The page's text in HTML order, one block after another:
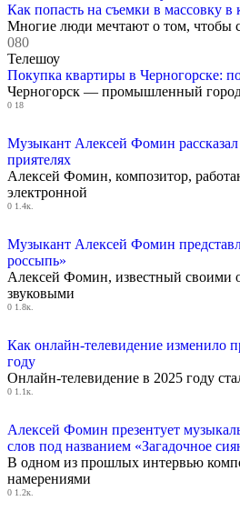
Как попасть на съемки в массовку в
Многие люди мечтают о том, чтобы
080
Телешоу
Покупка квартиры в Черногорске:
Черногорск — промышленный
0 18
Музыкант Алексей Фомин
приятелях
Алексей Фомин, композитор,
электронной
0 1.4к.
Музыкант Алексей Фомин
россыпь»
Алексей Фомин, известный своими
звуковыми
0 1.8к.
Как онлайн-телевидение изменило
году
Онлайн-телевидение в 2025 году
0 1.1к.
Алексей Фомин презентует
слов под названием «Загадочное
В одном из прошлых интервью
намерениями
0 1.2к.